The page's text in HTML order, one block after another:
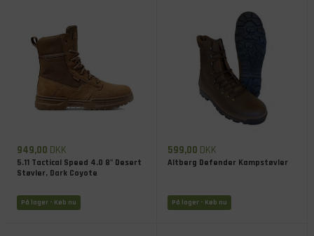
949,00 DKK
5.11 Tactical Speed 4.0 8" Desert
Støvler, Dark Coyote
På lager - Køb nu
599,00 DKK
Altberg Defender Kampstøvler
På lager - Køb nu